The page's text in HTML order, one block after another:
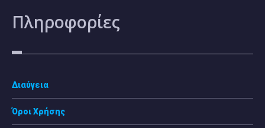
Πληροφορίες
Διαύγεια
Όροι Χρήσης